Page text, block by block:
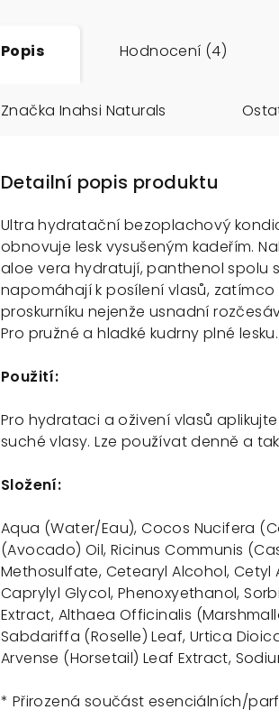
Popis Hodnocení (4)
Značka Inahsi Naturals
Detailní popis produktu
Ultra hydratační bezoplachový
obnovuje lesk vysušeným kadeřím.
aloe vera hydratují, panthenol spolu
napomáhají k posílení vlasů, zatímco
proskurníku nejenže usnadní
Pro pružné a hladké kudrny plné lesku.
Použití:
Pro hydrataci a oživení vlasů
suché vlasy. Lze používat denně a
Složení:
Aqua (Water/Eau), Cocos Nucifera
(Avocado) Oil, Ricinus Communis
Methosulfate, Cetearyl Alcohol, Cetyl
Caprylyl Glycol, Phenoxyethanol,
Extract, Althaea Officinalis
Sabdariffa (Roselle) Leaf, Urtica
Arvense (Horsetail) Leaf Extract,
* Přirozená součást esenciálních/